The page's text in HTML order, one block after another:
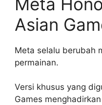
Asian
Meta selalu berubah
permainan.
Versi khusus yang
Games